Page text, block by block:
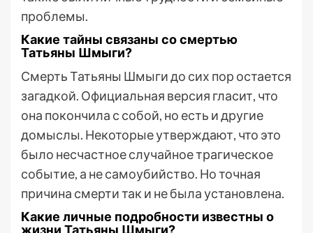
проблемы.
Какие тайны связаны со смертью
Татьяны Шмыги?
Смерть Татьяны Шмыги до сих пор остается
загадкой. Официальная версия гласит, что
она покончила с собой, но есть и другие
домыслы. Некоторые утверждают, что это
было несчастное случайное трагическое
событие, а не самоубийство. Но точная
причина смерти так и не была установлена.
Какие личные подробности известны о
жизни Татьяны Шмыги?